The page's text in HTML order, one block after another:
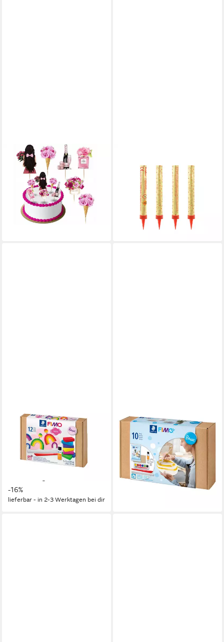
FESTIVALARTIKEL
Tortenstecker Mädchen
Blumen Rosa Topper Set 6
Stk Geburstag Torten Deko
Kuchen Frau
9,90 €
lieferbar - in 6-7 Werktagen bei dir
Geburtstagskerze,
Eisfontänen für Torten 12cm
Brenndauer ca. 60 Sek. 4
Stück Gold / Rot
(0,75 €/ 1 Stk)
lieferbar - in 3-4 Werktagen bei dir
Modelliermasse STAEDTLER
FIMO soft 8023
Modelliermasse-Set -
Basicpack
22,99 €
-16%
lieferbar - in 2-3 Werktagen bei dir
Modelliermasse Basic, 10-tlg
ab 17,87 € UVP21,30 €
-16%
lieferbar - in 6-7 Werktagen bei dir